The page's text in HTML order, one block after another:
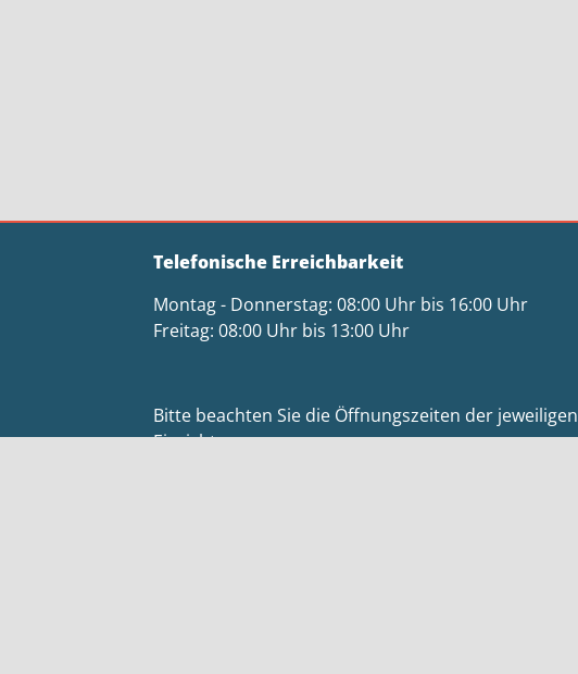
Telefonische Erreichbarkeit
Montag - Donnerstag: 08:00 Uhr bis 16:00 Uhr
Freitag: 08:00 Uhr bis 13:00 Uhr
Bitte beachten Sie die Öffnungszeiten der jeweiligen
Einrichtungen.